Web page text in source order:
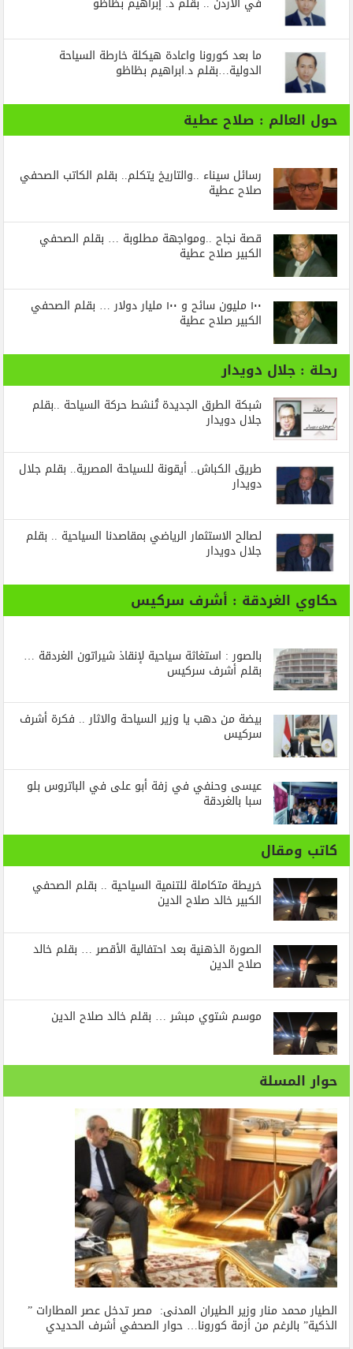
ما بعد كورونا واعادة هيكلة خارطة السياحة
الدولية…بقلم د.ابراهيم بظاظو
حول العالم : صلاح عطية
رسائل‭ ‬سيناء‭.. ‬والتاريخ‭ ‬يتكلم.. بقلم الكاتب الصحفي
صلاح عطية
قصة نجاح ..ومواجهة مطلوبة … بقلم الصحفي
الكبير صلاح عطية
١٠٠ مليون سائح و ١٠٠ مليار دولار … بقلم الصحفي
الكبير صلاح عطية
رحلة : جلال دويدار
شبكة الطرق الجديدة تُنشط حركة السياحة ..بقلم
جلال دويدار
طريق الكباش.. أيقونة للسياحة المصرية.. بقلم جلال
دويدار
لصالح الاستثمار الرياضي بمقاصدنا السياحية .. بقلم
جلال دويدار
حكاوي الغردقة : أشرف سركيس
بالصور : استغاثة سياحية لإنقاذ شيراتون الغردقة …
بقلم أشرف سركيس
بيضة من دهب يا وزير السياحة والاثار .. فكرة أشرف
سركيس
عيسى وحنفي في زفة أبو على في الباتروس بلو
سبا بالغردقة
كاتب ومقال
خريطة متكاملة للتنمية السياحية .. بقلم الصحفي
الكبير خالد صلاح الدين
الصورة الذهنية بعد احتفالية الأقصر … بقلم خالد
صلاح الدين
موسم شتوي مبشر … بقلم خالد صلاح الدين
حوار المسلة
الطيار محمد منار وزير الطيران المدنى: مصر تدخل عصر المطارات ”
الذكية” بالرغم من أزمة كورونا… حوار الصحفي أشرف الحديدي